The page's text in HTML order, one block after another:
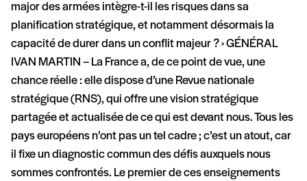
major des armées intègre-t-il les risques dans sa
planification stratégique, et notamment désormais la
capacité de durer dans un conflit majeur ? › GÉNÉRAL
IVAN MARTIN – La France a, de ce point de vue, une
chance réelle : elle dispose d’une Revue nationale
stratégique (RNS), qui offre une vision stratégique
partagée et actualisée de ce qui est devant nous. Tous les
pays européens n’ont pas un tel cadre ; c’est un atout, car
il fixe un diagnostic commun des défis auxquels nous
sommes confrontés. Le premier de ces enseignements